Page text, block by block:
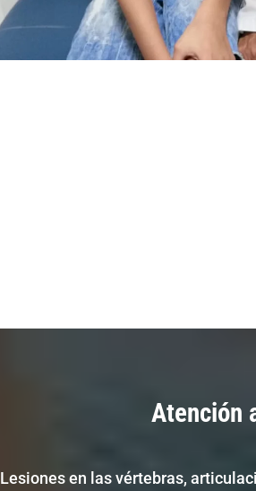
Atención
Lesiones en las vértebras,